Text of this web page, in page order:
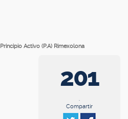
Principio Activo (P.A) Rimexolona
201
.
Compartir